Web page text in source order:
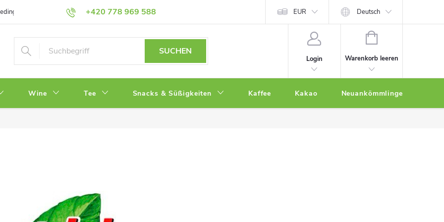
+420 778 969 588
Datenschutz EUR Deutsch
SUCHEN
Login
WARENKORB
Warenkorb leeren
Wine Tee Snacks & Süßigkeiten Kaffee Kakao Neuankömmlinge